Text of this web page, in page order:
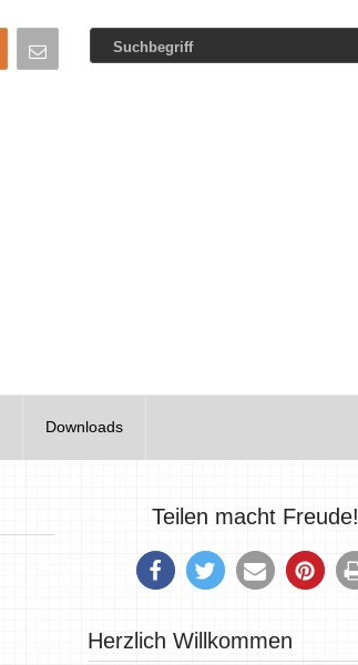
Downloads
Teilen macht Freude!
Herzlich Willkommen